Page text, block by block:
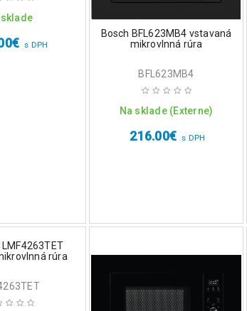
sklade
€ s DPH
Bosch BFL623MB4 vstavaná
mikrovlnná rúra
BFL623MB4
Na sklade (Externe)
216.00€ s DPH
rúra